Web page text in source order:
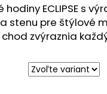
ECLIPSE s
stenu pre štýlové
zvýraznia